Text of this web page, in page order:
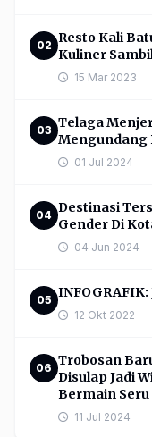
02 Resto Kali
Kuliner
15 Mar 2023
03 Telaga
Mengundang
01 Jul 2024
04 Destinasi
Gender Di
04 Jun 2024
05
12 Okt 2022
06 Trobosan
Disulap Jadi
Bermain
11 Jul 2024